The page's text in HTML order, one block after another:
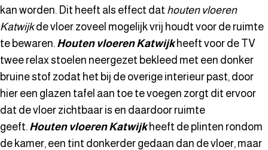
kan worden. Dit heeft als effect dat houten vloeren
Katwijkde vloer zoveel mogelijk vrij houdt voor de ruimte
te bewaren. Houten vloeren Katwijkheeft voor de TV
twee relax stoelen neergezet bekleed met een donker
bruine stof zodat het bij de overige interieur past, door
hier een glazen tafel aan toe te voegen zorgt dit ervoor
dat de vloer zichtbaar is en daardoor ruimte
geeft. Houten vloeren Katwijk heeft de plinten rondom
de kamer, een tint donkerder gedaan dan de vloer, maar